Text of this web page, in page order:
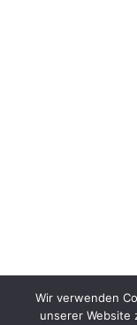
Wir verwenden
unserer Website